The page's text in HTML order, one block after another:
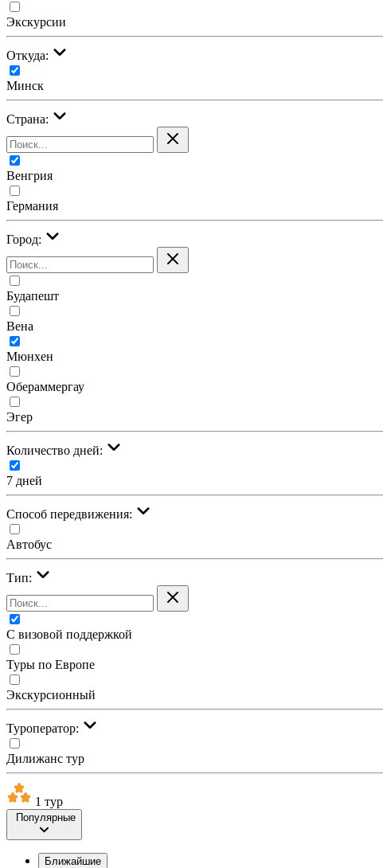
Экскурсии
Откуда:
Минск
Страна:
Венгрия
Германия
Город:
Будапешт
Вена
Мюнхен
Обераммергау
Эгер
Количество дней:
7 дней
Cпособ передвижения:
Автобус
Тип:
С визовой поддержкой
Туры по Европе
Экскурсионный
Туроператор:
Дилижанс тур
1 тур
Популярные
Ближайшие